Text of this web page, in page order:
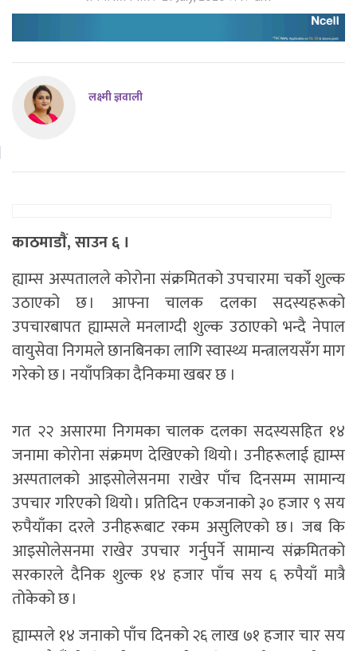
लक्ष्मी ज्ञवाली
काठमाडाैं, साउन ६ ।
ह्याम्स अस्पतालले कोरोना संक्रमितको उपचारमा चर्को शुल्क
उठाएको छ । आफ्ना चालक दलका सदस्यहरूको
उपचारबापत ह्याम्सले मनलाग्दी शुल्क उठाएको भन्दै नेपाल
वायुसेवा निगमले छानबिनका लागि स्वास्थ्य मन्त्रालयसँग माग
गरेको छ । नयाँपत्रिका दैनिकमा खबर छ ।
गत २२ असारमा निगमका चालक दलका सदस्यसहित १४
जनामा कोरोना संक्रमण देखिएको थियो । उनीहरूलाई ह्याम्स
अस्पतालको आइसोलेसनमा राखेर पाँच दिनसम्म सामान्य
उपचार गरिएको थियो । प्रतिदिन एकजनाको ३० हजार ९ सय
रुपैयाँका दरले उनीहरूबाट रकम असुलिएको छ । जब कि
आइसोलेसनमा राखेर उपचार गर्नुपर्ने सामान्य संक्रमितको
सरकारले दैनिक शुल्क १४ हजार पाँच सय ६ रुपैयाँ मात्रै
तोकेको छ ।
ह्याम्सले १४ जनाको पाँच दिनको २६ लाख ७१ हजार चार सय